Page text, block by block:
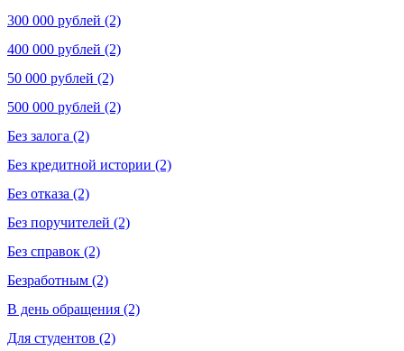
300 000 рублей (2)
400 000 рублей (2)
50 000 рублей (2)
500 000 рублей (2)
Без залога (2)
Без кредитной истории (2)
Без отказа (2)
Без поручителей (2)
Без справок (2)
Безработным (2)
В день обращения (2)
Для студентов (2)